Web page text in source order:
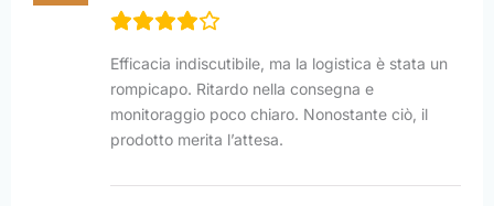
Efficacia indiscutibile, ma la logistica è stata un
rompicapo. Ritardo nella consegna e
monitoraggio poco chiaro. Nonostante ciò, il
prodotto merita l’attesa.